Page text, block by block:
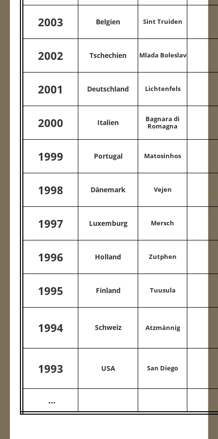
2003 Belgien Sint Truiden
2002 Tschechien Mlada Boleslav
2001 Deutschland Lichtenfels
2000 Italien
Bagnara di
Romagna
1999 Portugal Matosinhos
1998 Dänemark Vejen
1997 Luxemburg Mersch
1996 Holland Zutphen
1995 Finland Tuusula
1994 Schweiz Atzmännig
1993 USA San Diego
...